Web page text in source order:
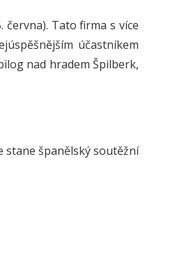
června). Tato firma s více
účastníkem
nad hradem Špilberk,
stane španělský soutěžní